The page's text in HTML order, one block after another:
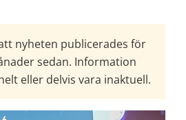
nyheten publicerades för
sedan. Information
eller delvis vara inaktuell.